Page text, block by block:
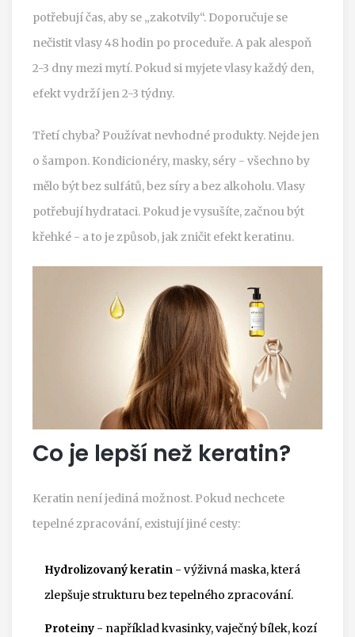
potřebují čas, aby se „zakotvily“. Doporučuje se
nečistit vlasy 48 hodin po proceduře. A pak alespoň
2-3 dny mezi mytí. Pokud si myjete vlasy každý den,
efekt vydrží jen 2-3 týdny.
Třetí chyba? Používat nevhodné produkty. Nejde jen
o šampon. Kondicionéry, masky, séry - všechno by
mělo být bez sulfátů, bez síry a bez alkoholu. Vlasy
potřebují hydrataci. Pokud je vysušíte, začnou být
křehké - a to je způsob, jak zničit efekt keratinu.
Co je lepší než keratin?
Keratin není jediná možnost. Pokud nechcete
tepelné zpracování, existují jiné cesty:
Hydrolizovaný keratin - výživná maska, která
zlepšuje strukturu bez tepelného zpracování.
Proteiny - například kvasinky, vaječný bílek, kozí